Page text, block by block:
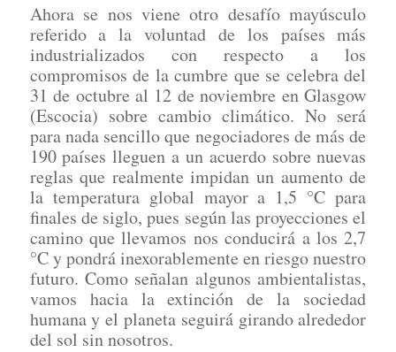
Ahora se nos viene otro desafío mayúsculo
referido a la voluntad de los países más
industrializados con respecto a los
compromisos de la cumbre que se celebra del
31 de octubre al 12 de noviembre en Glasgow
(Escocia) sobre cambio climático. No será
para nada sencillo que negociadores de más de
190 países lleguen a un acuerdo sobre nuevas
reglas que realmente impidan un aumento de
la temperatura global mayor a 1,5 °C para
finales de siglo, pues según las proyecciones el
camino que llevamos nos conducirá a los 2,7
°C y pondrá inexorablemente en riesgo nuestro
futuro. Como señalan algunos ambientalistas,
vamos hacia la extinción de la sociedad
humana y el planeta seguirá girando alrededor
del sol sin nosotros.